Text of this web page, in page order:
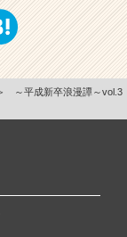
～平成新卒浪漫譚～vol.3